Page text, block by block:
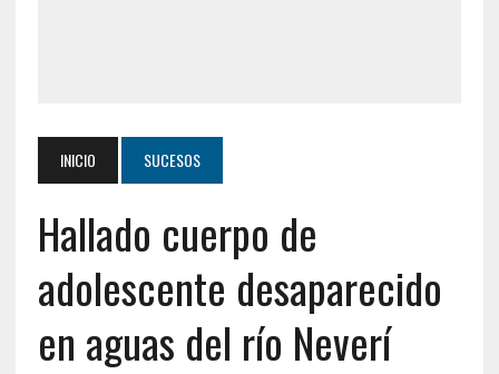
INICIO SUCESOS
Hallado cuerpo de
adolescente desaparecido
en aguas del río Neverí